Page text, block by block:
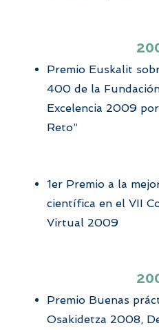
Premio Euskalit
400 de la
Excelencia 2009
Reto”
1er Premio a la
científica en el VII
Virtual 2009
Premio Buenas
Osakidetza 2008,